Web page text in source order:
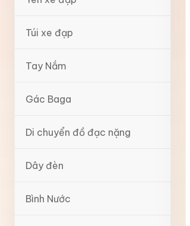
Túi xe đạp
Tay Nắm
Gác Baga
Di chuyển đồ đạc nặng
Dây đèn
Bình Nước